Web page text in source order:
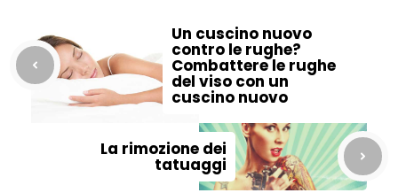
Un cuscino nuovo
contro le rughe?
Combattere le rughe
del viso con un
cuscino nuovo
La rimozione dei
tatuaggi